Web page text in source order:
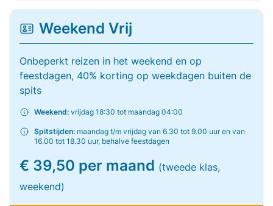
Weekend Vrij
Onbeperkt reizen in het weekend en op
feestdagen, 40% korting op weekdagen buiten de
spits
Weekend: vrijdag 18:30 tot maandag 04:00
Spitstijden: maandag t/m vrijdag van 6.30 tot 9.00 uur en van
16.00 tot 18.30 uur, behalve feestdagen
€ 39,50 per maand (tweede klas,
weekend)